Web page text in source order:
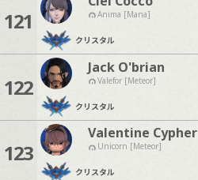
121 Anima [Mana]
クリスタル
122
Jack O'brian
Valefor [Meteor]
クリスタル
123
Valentine Cypher
Unicorn [Meteor]
クリスタル